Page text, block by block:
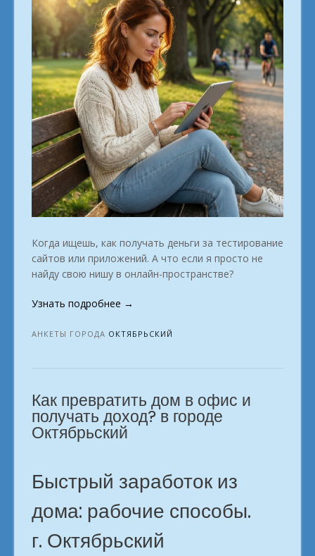
Когда ищешь, как получать деньги за тестирование
сайтов или приложений. А что если я просто не
найду свою нишу в онлайн-пространстве?
Узнать подробнее «Настоящая
любимый
по
в
городе
Октябрьский»
→
АНКЕТЫ ГОРОДА ОКТЯБРЬСКИЙ
Как превратить дом в офис и
получать доход? в городе
Октябрьский
Быстрый заработок из
дома: рабочие способы.
г. Октябрьский